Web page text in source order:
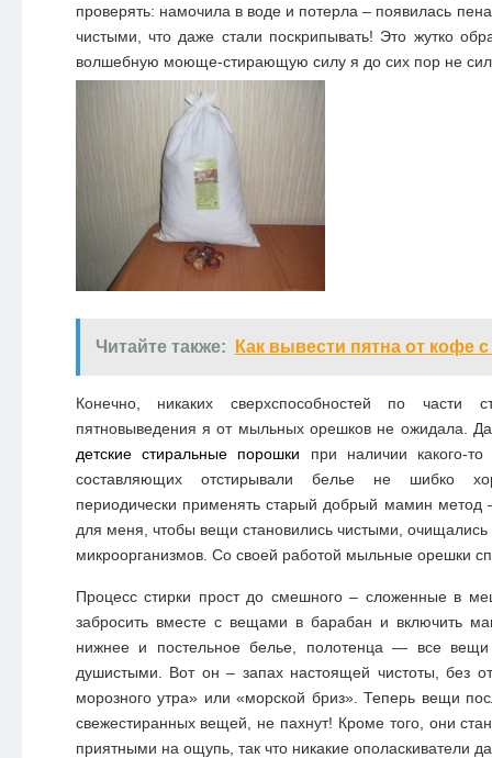
проверять: намочила в воде и потерла – появилась
чистыми, что даже стали поскрипывать! Это жутко
волшебную моюще-стирающую силу я до сих пор не
Читайте также: Как вывести пятна от кофе
Конечно, никаких сверхспособностей по части
пятновыведения я от мыльных орешков не ожидала.
детские стиральные порошки при наличии какого-то
составляющих отстирывали белье не шибко
периодически применять старый добрый мамин метод
для меня, чтобы вещи становились чистыми,
микроорганизмов. Со своей работой мыльные орешки
Процесс стирки прост до смешного – сложенные в
забросить вместе с вещами в барабан и включить
нижнее и постельное белье, полотенца — все вещи
душистыми. Вот он – запах настоящей чистоты, без
морозного утра» или «морской бриз». Теперь вещи
свежестиранных вещей, не пахнут! Кроме того, они
приятными на ощупь, так что никакие ополаскиватели